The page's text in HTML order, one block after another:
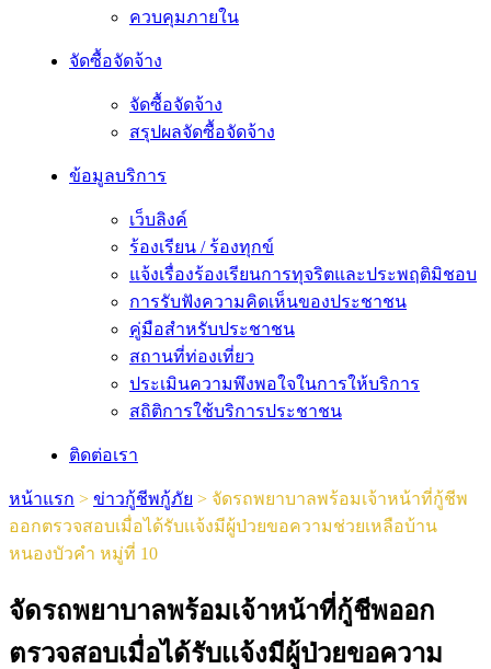
ควบคุมภายใน
จัดซื้อจัดจ้าง
จัดซื้อจัดจ้าง
สรุปผลจัดซื้อจัดจ้าง
ข้อมูลบริการ
เว็บลิงค์
ร้องเรียน / ร้องทุกข์
แจ้งเรื่องร้องเรียนการทุจริตและประพฤติมิชอบ
การรับฟังความคิดเห็นของประชาชน
คู่มือสำหรับประชาชน
สถานที่ท่องเที่ยว
ประเมินความพึงพอใจในการให้บริการ
สถิติการใช้บริการประชาชน
ติดต่อเรา
หน้าแรก > ข่าวกู้ชีพกู้ภัย > จัดรถพยาบาลพร้อมเจ้าหน้าที่กู้ชีพ
ออกตรวจสอบเมื่อได้รับเเจ้งมีผู้ป่วยขอความช่วยเหลือบ้าน
หนองบัวคำ หมู่ที่ 10
จัดรถพยาบาลพร้อมเจ้าหน้าที่กู้ชีพออก
ตรวจสอบเมื่อได้รับเเจ้งมีผู้ป่วยขอความ